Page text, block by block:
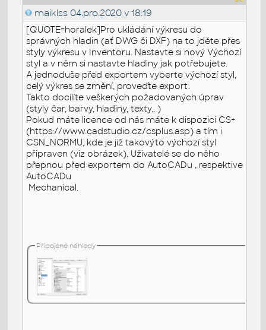
maiklss 04.pro.2020 v 18:19
[QUOTE=horalek]Pro ukládání výkresu do
správných hladin (ať DWG či DXF) na to jděte přes
styly výkresu v Inventoru. Nastavte si nový Výchozí
styl a v něm si nastavte hladiny jak potřebujete.
A jednoduše před exportem vyberte výchozí styl,
celý výkres se změní, proveďte export.
Takto docílíte veškerých požadovaných úprav
(styly čar, barvy, hladiny, texty.. )
Pokud máte licence od nás máte k dispozici CS+
(https://www.cadstudio.cz/csplus.asp) a tím i
CSN_NORMU, kde je již takovýto výchozí styl
připraven (viz obrázek). Uživatelé se do něho
přepnou před exportem do AutoCADu , respektive
AutoCADu
Mechanical.
Připojené náhledy